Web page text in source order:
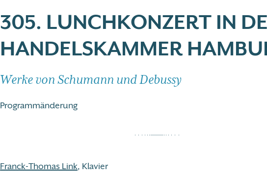
305. LUNCHKONZERT IN
HANDELSKAMMER
Werke von Schumann und Debussy
Programmänderung
Franck-Thomas Link, Klavier